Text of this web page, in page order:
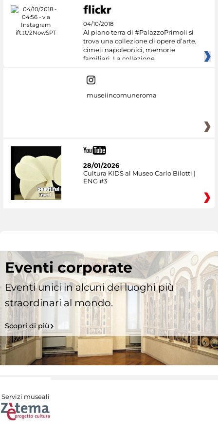
04/10/2018
Al piano terra di #PalazzoPrimoli si
trova una collezione di opere d’arte,
cimeli napoleonici, memorie
familiari. La collezione
museiincomuneroma
28/01/2026
Cultura KIDS al Museo Carlo Bilotti |
ENG #3
Eventi corporate
Eventi unici in alcuni dei luoghi più
straordinari al mondo.
Scopri di più
Servizi museali